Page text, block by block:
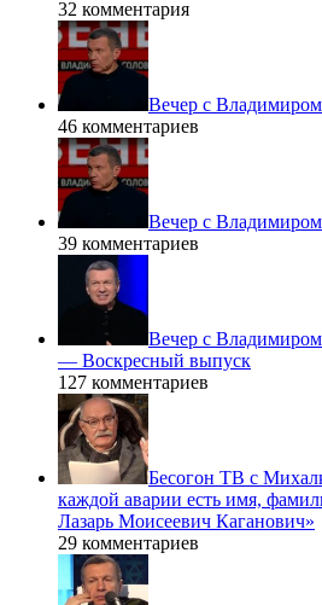
32 комментария
Вечер с
46 комментариев
Вечер с
39 комментариев
Вечер с
— Воскресный выпуск
127 комментариев
Бесогон ТВ с
каждой аварии есть имя,
Лазарь Моисеевич Каганович»
29 комментариев